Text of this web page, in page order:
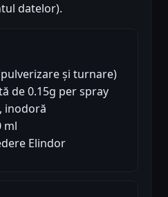
datelor).
și turnare)
de 0.15g per spray
inodoră
ml
Elindor